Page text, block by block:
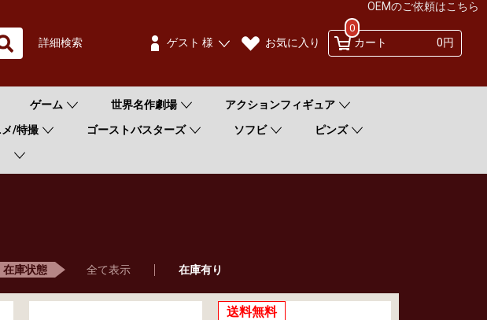
OEMのご依頼はこちら
詳細検索 ゲスト 様 お気に入り カート 0円
0
ゲーム 世界名作劇場
アクションフィギュア
/特撮 ゴーストバスターズ ソフビ
ピンズ
在庫状態 全て表示 在庫有り
送料無料